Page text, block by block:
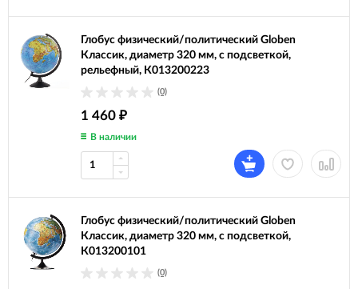
Глобус физический/политический Globen
Классик, диаметр 320 мм, с подсветкой,
рельефный, К013200223
(0)
1 460 ₽
В наличии
Глобус физический/политический Globen
Классик, диаметр 320 мм, с подсветкой,
К013200101
(0)